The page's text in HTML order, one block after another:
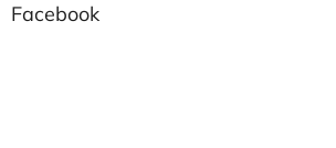
Facebook